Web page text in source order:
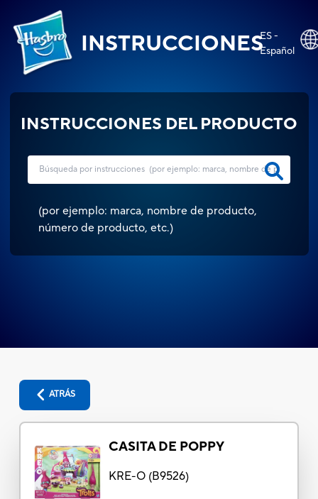
INSTRUCCIONESES -
Español
INSTRUCCIONES DEL PRODUCTO
(por ejemplo: marca, nombre de producto,
número de producto, etc.)
ATRÁS
CASITA DE POPPY
KRE-O(B9526)